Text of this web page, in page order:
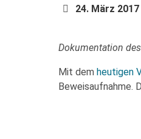
24. März 2017
Dokumentation des
Mit dem heutigen
Beweisaufnahme.